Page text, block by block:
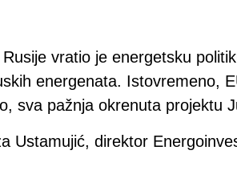
vratio je energetsku
energenata. Istovremeno,
sva pažnja okrenuta projektu
Ustamujić, direktor